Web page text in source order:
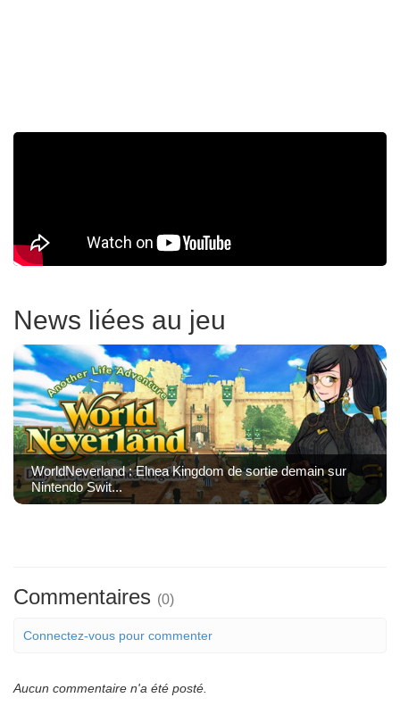
News liées au jeu
WorldNeverland : Elnea Kingdom de sortie demain sur
Nintendo Swit...
Commentaires (0)
Connectez-vous pour commenter
Aucun commentaire n'a été posté.